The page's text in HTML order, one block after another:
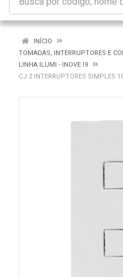
INÍCIO
TOMADAS, INTERRUPTORES E
LINHA ILUMI - INOVE I9
CJ 2 INTERRUPTORES SIMPLES